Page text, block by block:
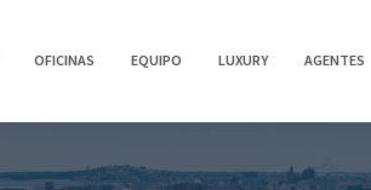
OFICINAS EQUIPO LUXURY AGENTES